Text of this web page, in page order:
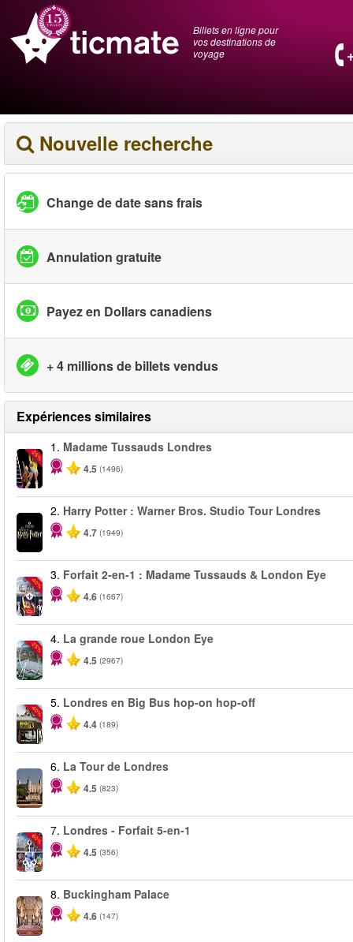
Billets en ligne pour
vos destinations de
voyage
Nouvelle recherche
Change de date sans frais
Annulation gratuite
Payez en Dollars canadiens
+ 4 millions de billets vendus
Expériences similaires
-25%
1. Madame Tussauds Londres
4.5 (1496)
2. Harry Potter : Warner Bros. Studio Tour Londres
4.7 (1949)
-40%
3. Forfait 2-en-1 : Madame Tussauds & London Eye
4.6 (1667)
-25%
4. La grande roue London Eye
4.5 (2967)
-40%
5. Londres en Big Bus hop-on hop-off
4.4 (189)
6. La Tour de Londres
4.5 (823)
-60%
7. Londres - Forfait 5-en-1
4.5 (356)
8. Buckingham Palace
4.6 (147)